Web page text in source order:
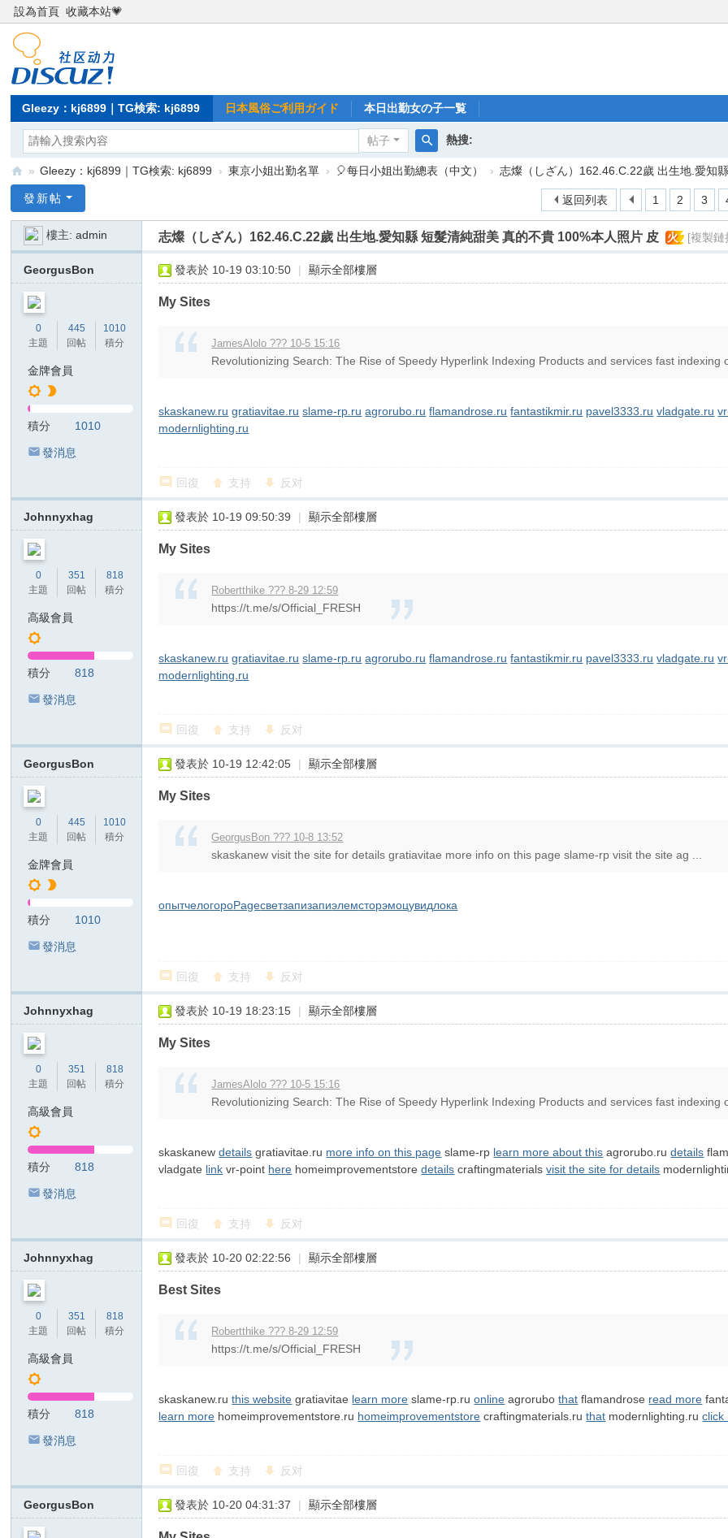
設為首頁 收藏本站💗
Gleezy：kj6899｜TG検索: kj6899 日本風俗ご利用ガイド 本日出勤女の子一覧
帖子
搜
熱搜:
ee
68
kj
68
店
ok
本
» Gleezy：kj6899｜TG検索: kj6899 › 東京小姐出勤名單 › 🎈每日小姐出勤總表（中文） › 志燦（しざん）162.46.C.22歲 出生地.愛知
1 2 3
返回列表
發新帖
樓主:admin 志燦（しざん）162.46.C.22歲 出生地.愛知縣 短髮清純甜美 真的不貴 100%本人照片 皮 火 [複製鏈
GeorgusBon
0
主題
445
回帖
1010
積分
金牌會員
積分 1010
發消息
發表於 10-19 03:10:50 | 顯示全部樓層
My Sites
JamesAlolo ??? 10-5 15:16
Revolutionizing Search: The Rise of Speedy Hyperlink Indexing Products and services fast indexing
skaskanew.ru gratiavitae.ru slame-rp.ru agrorubo.ru flamandrose.ru fantastikmir.ru pavel3333.ru vladgate.ru
modernlighting.ru
回復 支持 反对
Johnnyxhag
0
主題
351
回帖
818
積分
高級會員
積分 818
發消息
發表於 10-19 09:50:39 | 顯示全部樓層
My Sites
Robertthike ??? 8-29 12:59
https://t.me/s/Official_FRESH
skaskanew.ru gratiavitae.ru slame-rp.ru agrorubo.ru flamandrose.ru fantastikmir.ru pavel3333.ru vladgate.ru
modernlighting.ru
回復 支持 反对
GeorgusBon
0
主題
445
回帖
1010
積分
金牌會員
積分 1010
發消息
發表於 10-19 12:42:05 | 顯示全部樓層
My Sites
GeorgusBon ??? 10-8 13:52
skaskanew visit the site for details gratiavitae more info on this page slame-rp visit the site ag ...
опытчелогороPageсветзапизапиэлемсторэмоцувидлока
回復 支持 反对
Johnnyxhag
0
主題
351
回帖
818
積分
高級會員
積分 818
發消息
發表於 10-19 18:23:15 | 顯示全部樓層
My Sites
JamesAlolo ??? 10-5 15:16
Revolutionizing Search: The Rise of Speedy Hyperlink Indexing Products and services fast indexing
skaskanewdetails gratiavitae.ru more info on this page slame-rp learn more about this agrorubo.rudetails
vladgate link vr-point here homeimprovementstoredetails craftingmaterialsvisit the site for details
回復 支持 反对
Johnnyxhag
0
主題
351
回帖
818
積分
高級會員
積分 818
發消息
發表於 10-20 02:22:56 | 顯示全部樓層
Best Sites
Robertthike ??? 8-29 12:59
https://t.me/s/Official_FRESH
skaskanew.ruthis website gratiavitae learn more slame-rp.ruonline agrorubothat flamandrose read more
learn more homeimprovementstore.ru homeimprovementstore craftingmaterials.ruthat modernlighting.ruclick
回復 支持 反对
GeorgusBon 發表於 10-20 04:31:37 | 顯示全部樓層